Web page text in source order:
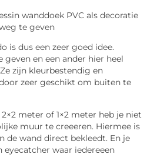
is dus een zeer goed idee.
geven en een ander hier heel
zijn kleurbestendig en
zeer geschikt om buiten te
meter of 1×2 meter heb je niet
muur te creeeren. Hiermee is
de wand direct bekleedt. En je
eyecatcher waar iedereeen